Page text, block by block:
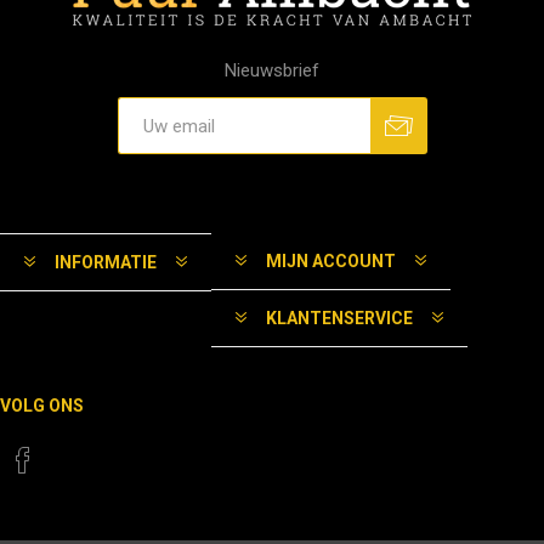
Nieuwsbrief
INFORMATIE MIJN ACCOUNT
KLANTENSERVICE
VOLG ONS